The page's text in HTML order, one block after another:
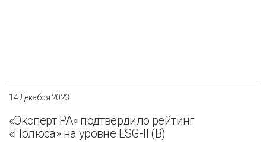
14 Декабря 2023
«Эксперт РА» подтвердило рейтинг
«Полюса» на уровне ESG-II (B)